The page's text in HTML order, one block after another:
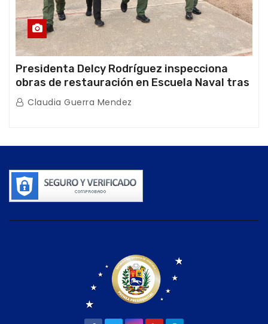
Presidenta Delcy Rodríguez inspecciona
obras de restauración en Escuela Naval tras
afectaciones sísmicas en La Guaira
Claudia Guerra Mendez